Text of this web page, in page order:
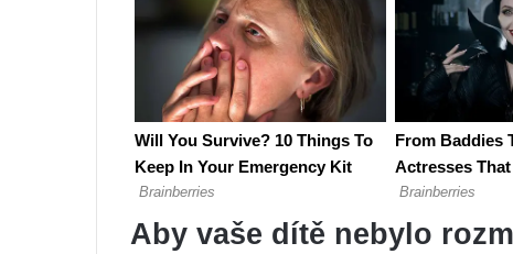
Aby vaše dítě nebylo